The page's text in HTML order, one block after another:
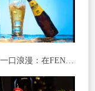
秋日的第一口浪漫：在FENDI CLUB里邂逅诗意